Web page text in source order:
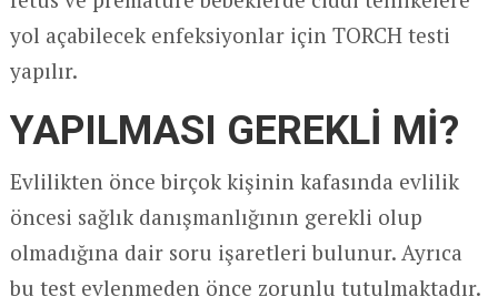
yol açabilecek enfeksiyonlar için TORCH testi
yapılır.
YAPILMASI GEREKLİ Mİ?
Evlilikten önce birçok kişinin kafasında evlilik
öncesi sağlık danışmanlığının gerekli olup
olmadığına dair soru işaretleri bulunur. Ayrıca
bu test evlenmeden önce zorunlu tutulmaktadır.